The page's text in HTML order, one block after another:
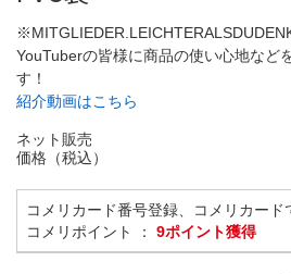
YouTuberの皆様に商品の使い心地など
す！
紹介動画はこちら
ネット販売
価格（税込）
コメリカード番号登録、コメリカード
コメリポイント ： 9ポイント獲得